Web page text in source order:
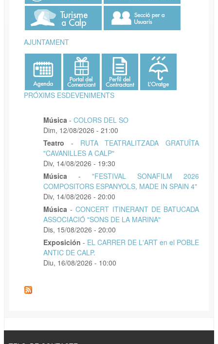
AJUNTAMENT
PRÓXIMS ESDEVENIMENTS
Música - COLORS DEL SO
Dim, 12/08/2026 - 21:00
Teatro
- RUTA TEATRALITZADA GRATUÏTA
"CAVANILLES A CALP"
Div, 14/08/2026 - 19:30
Música
- "FESTIVAL SONAFILM 2026
COMPOSITORS ESPANYOLS, MADE IN SPAIN 4"
Div, 14/08/2026 - 20:00
Música -CONCERT ITINERANT DE BATUCADA
ASSOCIACIÓ "SONS DE LA MARINA"
Dis, 15/08/2026 - 20:00
Exposición - EL CARRER DE L'ART en el POBLE
ANTIC DE CALP.
Diu, 16/08/2026 - 10:00